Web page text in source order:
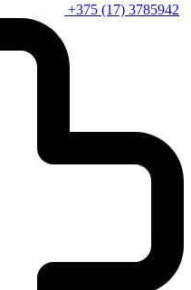
+375 (17) 3785942